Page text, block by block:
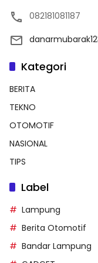
082181081187
Kategori
BERITA
TEKNO
OTOMOTIF
NASIONAL
TIPS
Label
Lampung
Berita Otomotif
Bandar Lampung